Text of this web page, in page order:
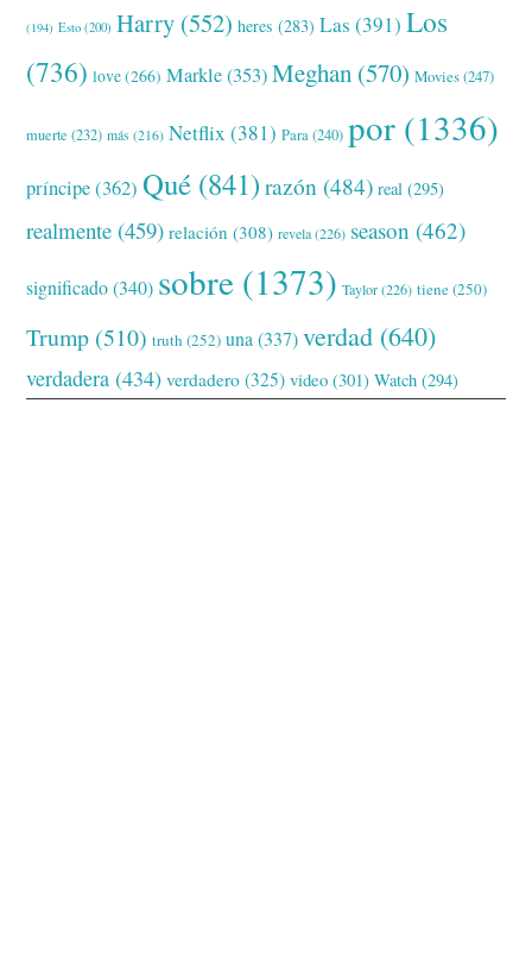
(194) Esto (200) Harry (552) heres (283) Las (391) Los
(736) love(266) Markle(353) Meghan (570) Movies(247)
muerte (232) más (216) Netflix (381) Para(240) por (1336)
príncipe(362) Qué (841) razón (484) real (295)
realmente (459) relación (308) revela(226) season (462)
significado(340) sobre (1373) Taylor(226) tiene(250)
Trump (510) truth (252) una (337) verdad (640)
verdadera (434) verdadero (325) video (301) Watch (294)